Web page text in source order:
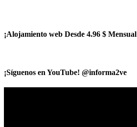
¡Alojamiento web Desde 4.96 $ Mensual
¡Síguenos en YouTube! @informa2ve